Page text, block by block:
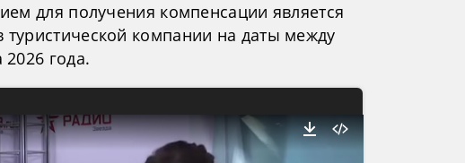
для получения компенсации является
туристической компании на даты между
года.